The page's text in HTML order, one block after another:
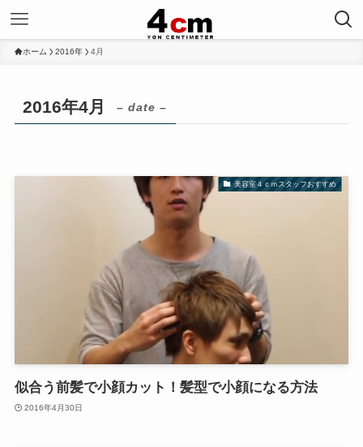
ホーム 2016年 4月
2016年4月 – date –
美容室４ｃｍスタッフおすすめ
似合う前髪で小顔カット！髪型で小顔になる方法
2016年4月30日